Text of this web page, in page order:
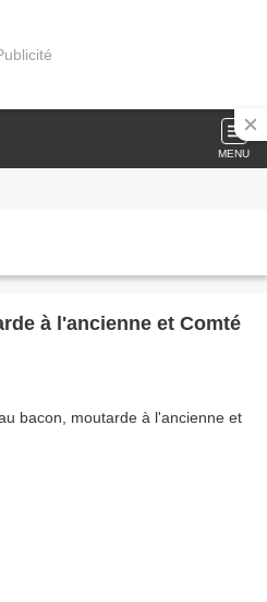
MENU
à l'ancienne et Comté